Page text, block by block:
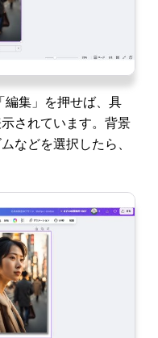
編集」を押せば、具
されています。背景
などを選択したら、